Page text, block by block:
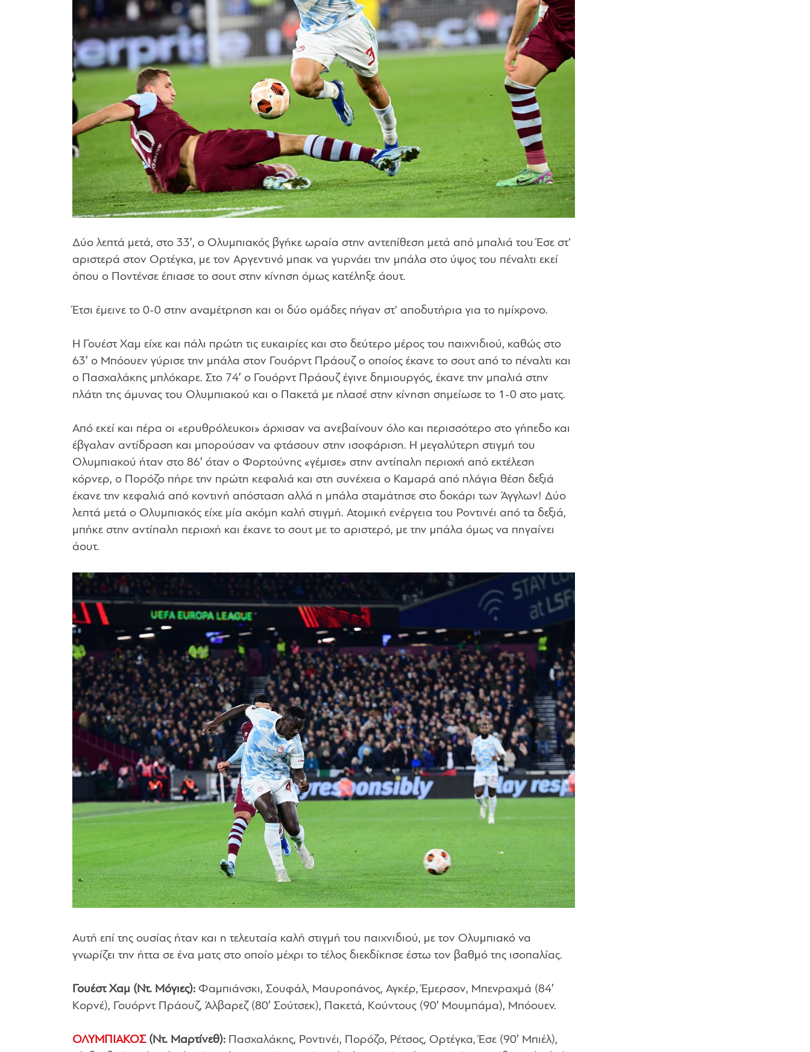
Δύο λεπτά μετά, στο 33′, ο Ολυμπιακός βγήκε ωραία στην αντεπίθεση μετά από μπαλιά του Έσε στ’
αριστερά στον Ορτέγκα, με τον Αργεντινό μπακ να γυρνάει την μπάλα στο ύψος του πέναλτι εκεί
όπου ο Ποντένσε έπιασε το σουτ στην κίνηση όμως κατέληξε άουτ.
Έτσι έμεινε το 0-0 στην αναμέτρηση και οι δύο ομάδες πήγαν στ’ αποδυτήρια για το ημίχρονο.
Η Γουέστ Χαμ είχε και πάλι πρώτη τις ευκαιρίες και στο δεύτερο μέρος του παιχνιδιού, καθώς στο
63′ ο Μπόουεν γύρισε την μπάλα στον Γουόρντ Πράουζ ο οποίος έκανε το σουτ από το πέναλτι και
ο Πασχαλάκης μπλόκαρε. Στο 74′ ο Γουόρντ Πράουζ έγινε δημιουργός, έκανε την μπαλιά στην
πλάτη της άμυνας του Ολυμπιακού και ο Πακετά με πλασέ στην κίνηση σημείωσε το 1-0 στο ματς.
Από εκεί και πέρα οι «ερυθρόλευκοι» άρχισαν να ανεβαίνουν όλο και περισσότερο στο γήπεδο και
έβγαλαν αντίδραση και μπορούσαν να φτάσουν στην ισοφάριση. Η μεγαλύτερη στιγμή του
Ολυμπιακού ήταν στο 86′ όταν ο Φορτούνης «γέμισε» στην αντίπαλη περιοχή από εκτέλεση
κόρνερ, ο Πορόζο πήρε την πρώτη κεφαλιά και στη συνέχεια ο Καμαρά από πλάγια θέση δεξιά
έκανε την κεφαλιά από κοντινή απόσταση αλλά η μπάλα σταμάτησε στο δοκάρι των Άγγλων! Δύο
λεπτά μετά ο Ολυμπιακός είχε μία ακόμη καλή στιγμή. Ατομική ενέργεια του Ροντινέι από τα δεξιά,
μπήκε στην αντίπαλη περιοχή και έκανε το σουτ με το αριστερό, με την μπάλα όμως να πηγαίνει
άουτ.
Αυτή επί της ουσίας ήταν και η τελευταία καλή στιγμή του παιχνιδιού, με τον Ολυμπιακό να
γνωρίζει την ήττα σε ένα ματς στο οποίο μέχρι το τέλος διεκδίκησε έστω τον βαθμό της ισοπαλίας.
Γουέστ Χαμ (Ντ. Μόγιες): Φαμπιάνσκι, Σουφάλ, Μαυροπάνος, Αγκέρ, Έμερσον, Μπενραχμά (84′
Κορνέ), Γουόρντ Πράουζ, Άλβαρεζ (80′ Σούτσεκ), Πακετά, Κούντους (90′ Μουμπάμα), Μπόουεν.
ΟΛΥΜΠΙΑΚΟΣ(Ντ. Μαρτίνεθ): Πασχαλάκης, Ροντινέι, Πορόζο, Ρέτσος, Ορτέγκα, Έσε (90′ Μπιέλ),